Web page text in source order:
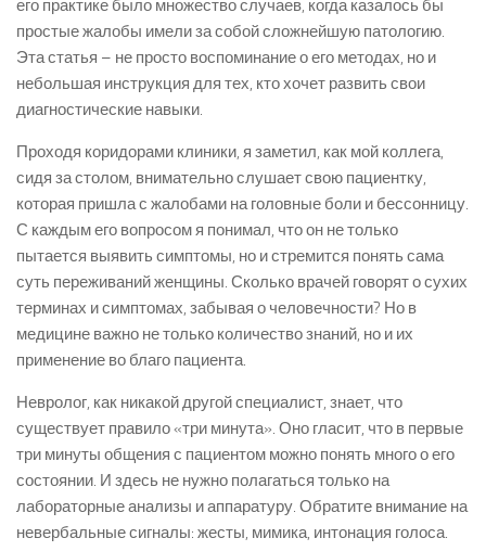
его практике было множество случаев, когда казалось бы
простые жалобы имели за собой сложнейшую патологию.
Эта статья – не просто воспоминание о его методах, но и
небольшая инструкция для тех, кто хочет развить свои
диагностические навыки.
Проходя коридорами клиники, я заметил, как мой коллега,
сидя за столом, внимательно слушает свою пациентку,
которая пришла с жалобами на головные боли и бессонницу.
С каждым его вопросом я понимал, что он не только
пытается выявить симптомы, но и стремится понять сама
суть переживаний женщины. Сколько врачей говорят о сухих
терминах и симптомах, забывая о человечности? Но в
медицине важно не только количество знаний, но и их
применение во благо пациента.
Невролог, как никакой другой специалист, знает, что
существует правило «три минута». Оно гласит, что в первые
три минуты общения с пациентом можно понять много о его
состоянии. И здесь не нужно полагаться только на
лабораторные анализы и аппаратуру. Обратите внимание на
невербальные сигналы: жесты, мимика, интонация голоса.